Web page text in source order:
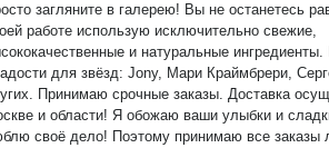
загляните в галерею! Вы не останетесь
работе использую исключительно свежие,
и натуральные ингредиенты. Готовила торты и
для звёзд: Jony, Мари Краймбрери,
Принимаю срочные заказы. Доставка
и области! Я обожаю ваши улыбки и
своё дело! Поэтому принимаю все заказы лично!